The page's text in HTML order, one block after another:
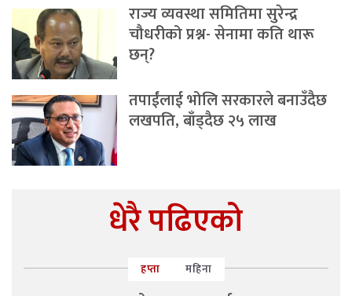
राज्य व्यवस्था समितिमा सुरेन्द्र
चौधरीको प्रश्न- सेनामा कति थारू
छन्?
तपाईंलाई भोलि सरकारले बनाउँदैछ
लखपति, बाँड्दैछ २५ लाख
धेरै पढिएको
हप्ता महिना